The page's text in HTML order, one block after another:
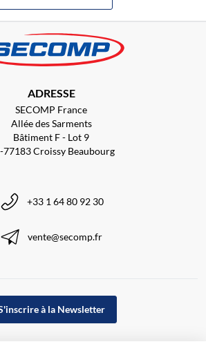
ADRESSE
SECOMP France
Allée des Sarments
Bâtiment F - Lot 9
77183 Croissy Beaubourg
+33 1 64 80 92 30
vente@secomp.fr
à la Newsletter